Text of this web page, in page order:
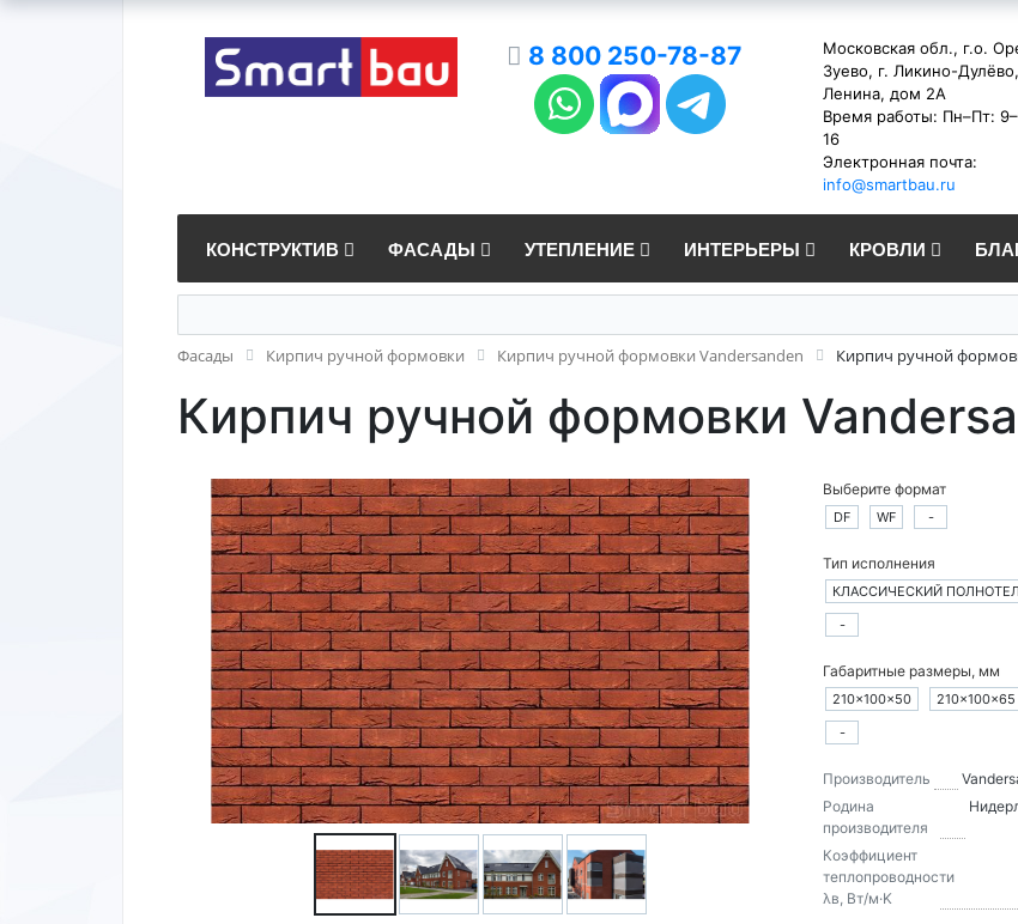
8 800 250-78-87
Московская обл., г.о.
Зуево, г. Ликино-
Ленина, дом 2А
Время работы: Пн–Пт:
16
Электронная почта:
info@smartbau.ru
КОНСТРУКТИВ ФАСАДЫ УТЕПЛЕНИЕ ИНТЕРЬЕРЫ КРОВЛИ
Фасады Кирпич ручной формовки Кирпич ручной формовки Vandersanden Кирпич ручной
Кирпич ручной формовки
Выберите формат
DF WF -
Тип исполнения
-
Габаритные размеры, мм
210×100×50
210×100×65
-
Производитель
Родина
производителя
Коэффициент
теплопроводности
λв, Вт/м·K